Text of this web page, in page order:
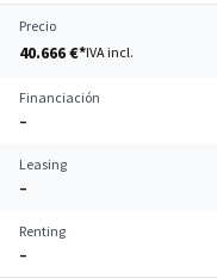
Precio
40.666 €*IVA incl.
Financiación
–
Leasing
–
Renting
–